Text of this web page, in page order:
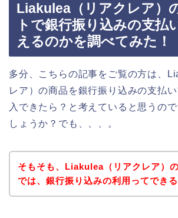
Liakulea（リアクレア）
トで銀行振り込みの支払
えるのかを調べてみた！
多分、こちらの記事をご覧の方は、
レア）の商品を銀行振り込みの支払
入できたら？と考えていると思うの
しょうか？でも、、、。
そもそも、Liakulea（リアクレア）
では、銀行振り込みの利用ってできる